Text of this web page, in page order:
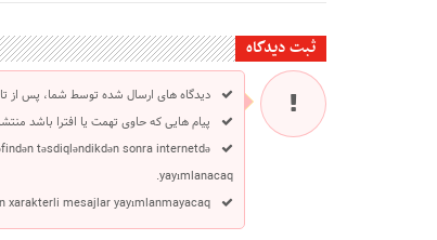
ثبت دیدگاه
دیدگاه های ارسال شده توسط شما، پس از
پیام هایی که حاوی تهمت یا افترا باشد
təsdiqləndikdən sonra internetdə
yayımlanacaq.
xarakterli mesajlar yayımlanmayacaq.